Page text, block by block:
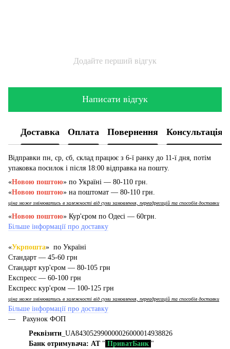
Додайте перший відгук
Написати відгук
Доставка Оплата Повернення Консультація
Відправки пн, ср, сб, склад працює з 6-ї ранку до 11-ї дня, потім
упаковка посилок і після 18:00 відправка на пошту.
«Новою поштою» по Україні — 80-110 грн.
«Новою поштою» на поштомат — 80-110 грн.
ціна може змінюватись в залежності від суми замовлення, переадресацій та способів доставки
«Новою поштою» Кур'єром по Одесі — 60грн.
Більше інформації про доставку
«Укрпошта» по Україні
Стандарт — 45-60 грн
Стандарт кур'єром — 80-105 грн
Експресс — 60-100 грн
Експресс кур'єром — 100-125 грн
ціна може змінюватись в залежності від суми замовлення, переадресацій та способів доставки
Більше інформації про доставку
Рахунок ФОП
Реквізити _UA843052990000026000014938826
Банк отримувача: АТ" ПриватБанк "